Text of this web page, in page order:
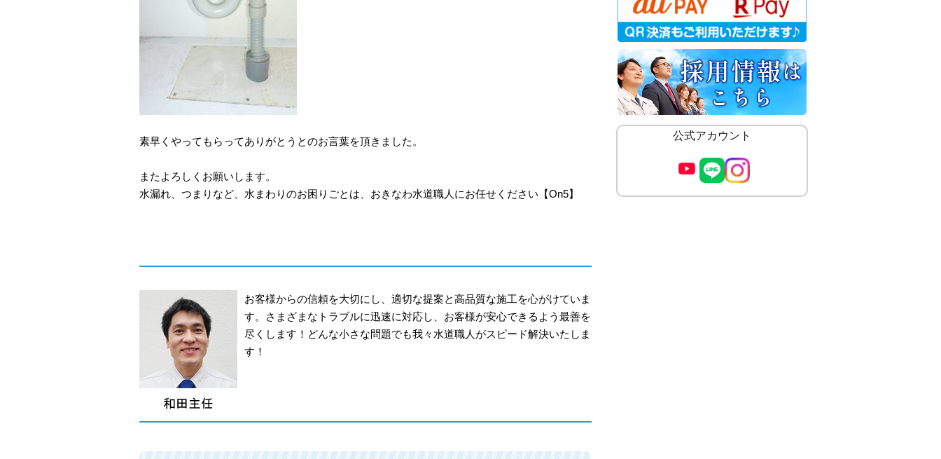
素早くやってもらってありがとうとのお言葉を頂きました。
またよろしくお願いします。
水漏れ、つまりなど、水まわりのお困りごとは、おきなわ水道職人にお任せください【On5】
お客様からの信頼を大切にし、適切な提案と高品質な施工を心がけていま
す。さまざまなトラブルに迅速に対応し、お客様が安心できるよう最善を
尽くします！どんな小さな問題でも我々水道職人がスピード解決いたしま
す！
公式アカウント